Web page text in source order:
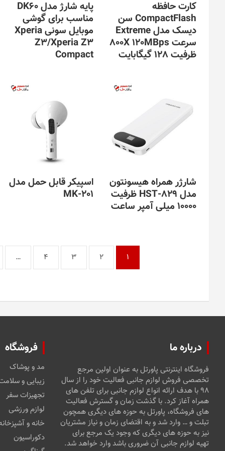
کارت حافظه
CompactFlash سن
دیسک مدل Extreme
سرعت 800X 120MBps
ظرفیت 128 گیگابایت
پایه شارژ مدل DK60
مناسب برای گوشی
موبایل سونی Xperia
Z3/Xperia Z3
Compact
شارژر همراه هیسونتون
مدل HST-829 ظرفیت
10000 میلی آمپر ساعت
اسپیکر قابل حمل مدل
MK-201
1
2
3
4
…
درباره ما
فروشگاه اینترنتی پاورتل به عنوان اولین مرجع
تخصصی فروش لوازم جانبی فعالیت خود را از سال
۹۸ با هدف ارائه انواع لوازم جانبی برای تلفن های
همراه آغاز کرد. با گذشت زمان و گسترش فعالیت
های فروشگاه، پاورتل به حوزه های دیگری همچون
تبلت و … وارد شد و به اقتضای زمان و نیاز مشتریان
نیز به حوزه های دیگری که وجود یک مرجع برای
تهیه لوازم جانبی آن ضروری باشد وارد خواهد شد.
فروشگاه
مد و پوشاک
زیبایی و
تجهیزات سفر
لوازم ورزشی
خانه و
دکوراسیون